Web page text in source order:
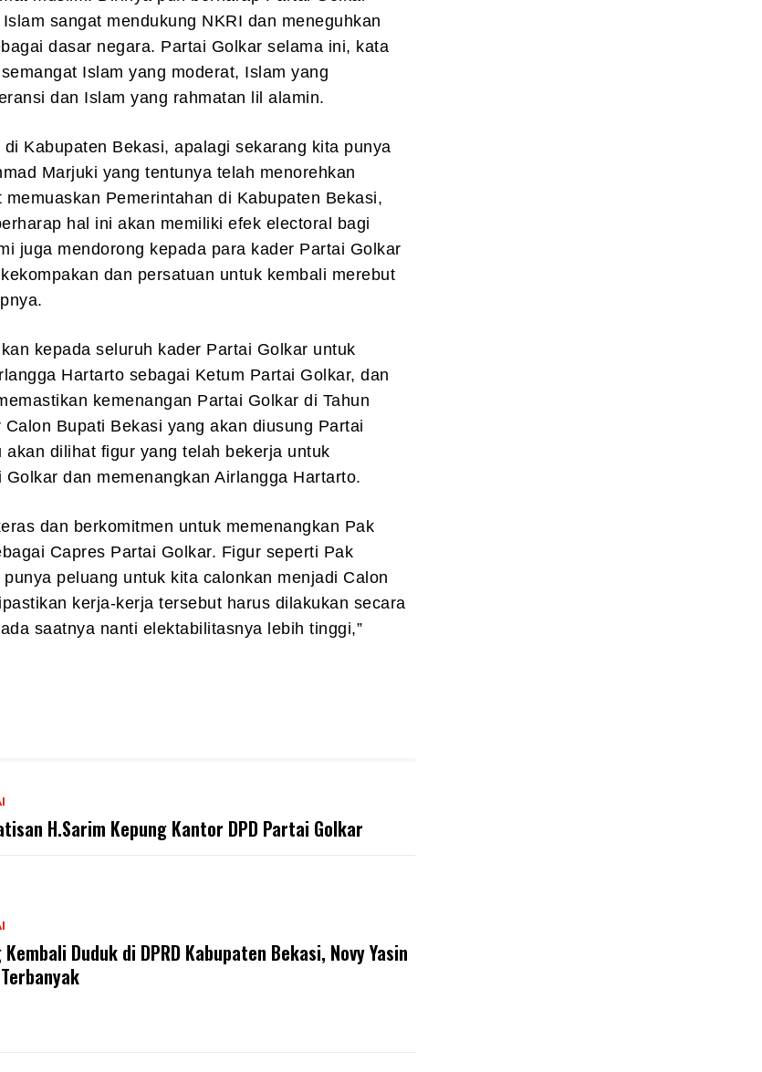
sangat mendukung NKRI dan meneguhkan
dasar negara. Partai Golkar selama ini, kata
Islam yang moderat, Islam yang
dan Islam yang rahmatan lil alamin.
di Kabupaten Bekasi, apalagi sekarang kita punya
Marjuki yang tentunya telah menorehkan
memuaskan Pemerintahan di Kabupaten Bekasi,
hal ini akan memiliki efek electoral bagi
juga mendorong kepada para kader Partai Golkar
dan persatuan untuk kembali merebut
kepada seluruh kader Partai Golkar untuk
Hartarto sebagai Ketum Partai Golkar, dan
kemenangan Partai Golkar di Tahun
Bupati Bekasi yang akan diusung Partai
akan dilihat figur yang telah bekerja untuk
Golkar dan memenangkan Airlangga Hartarto.
dan berkomitmen untuk memenangkan Pak
Capres Partai Golkar. Figur seperti Pak
peluang untuk kita calonkan menjadi Calon
kerja-kerja tersebut harus dilakukan secara
saatnya nanti elektabilitasnya lebih tinggi,”
H.Sarim Kepung Kantor DPD Partai Golkar
Duduk di DPRD Kabupaten Bekasi, Novy Yasin